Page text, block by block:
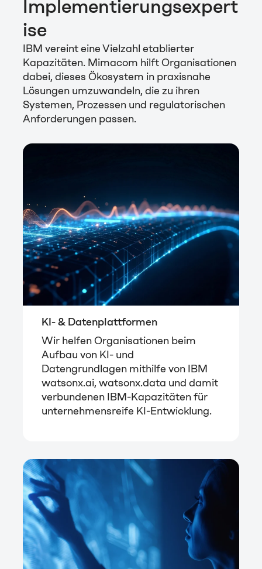
Implementierungsexpert
ise
IBM vereint eine Vielzahl etablierter
Kapazitäten. Mimacom hilft Organisationen
dabei, dieses Ökosystem in praxisnahe
Lösungen umzuwandeln, die zu ihren
Systemen, Prozessen und regulatorischen
Anforderungen passen.
KI- & Datenplattformen
Wir helfen Organisationen beim
Aufbau von KI- und
Datengrundlagen mithilfe von IBM
watsonx.ai, watsonx.data und damit
verbundenen IBM-Kapazitäten für
unternehmensreife KI-Entwicklung.